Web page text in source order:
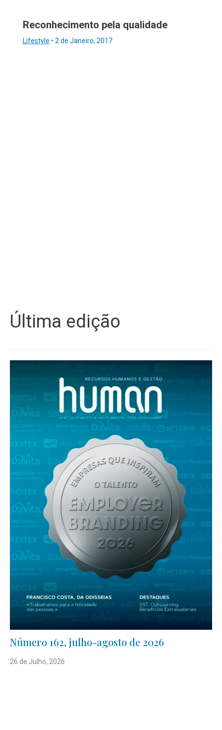
Reconhecimento pela qualidade
Lifestyle • 2 de Janeiro, 2017
Última edição
Número 162, julho-agosto de 2026
26 de Julho, 2026